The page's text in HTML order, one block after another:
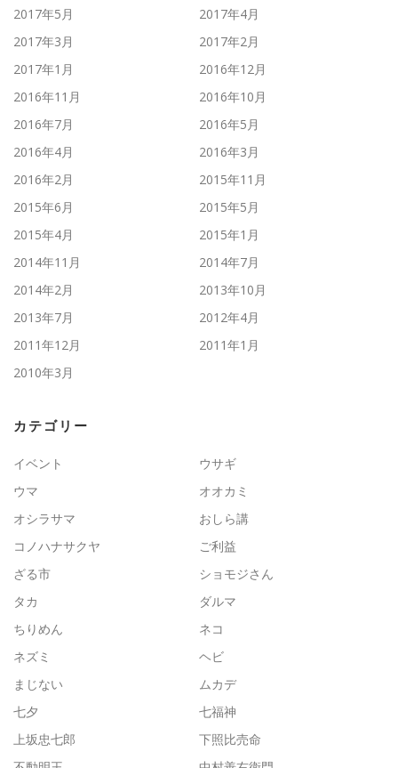
2017年5月
2017年4月
2017年3月
2017年2月
2017年1月
2016年12月
2016年11月
2016年10月
2016年7月
2016年5月
2016年4月
2016年3月
2016年2月
2015年11月
2015年6月
2015年5月
2015年4月
2015年1月
2014年11月
2014年7月
2014年2月
2013年10月
2013年7月
2012年4月
2011年12月
2011年1月
2010年3月
カテゴリー
イベント
ウサギ
ウマ
オオカミ
オシラサマ
おしら講
コノハナサクヤ
ご利益
ざる市
ショモジさん
タカ
ダルマ
ちりめん
ネコ
ネズミ
ヘビ
まじない
ムカデ
七夕
七福神
上坂忠七郎
下照比売命